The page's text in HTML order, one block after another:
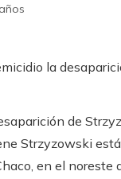
de
Strzyzowski
en el